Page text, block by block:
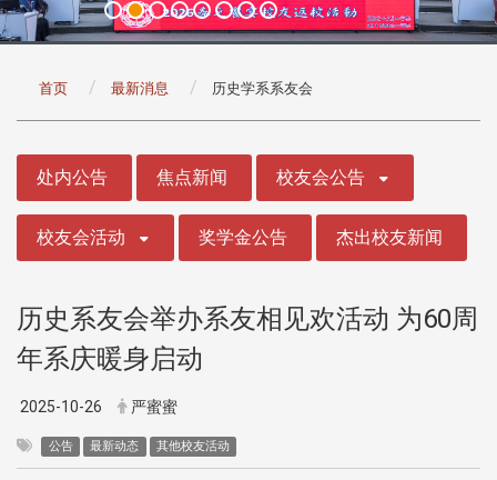
首页 最新消息 历史学系系友会
处内公告 焦点新闻 校友会公告
校友会活动 奖学金公告 杰出校友新闻
历史系友会举办系友相见欢活动 为60周
年系庆暖身启动
2025-10-26 严蜜蜜
公告 最新动态 其他校友活动